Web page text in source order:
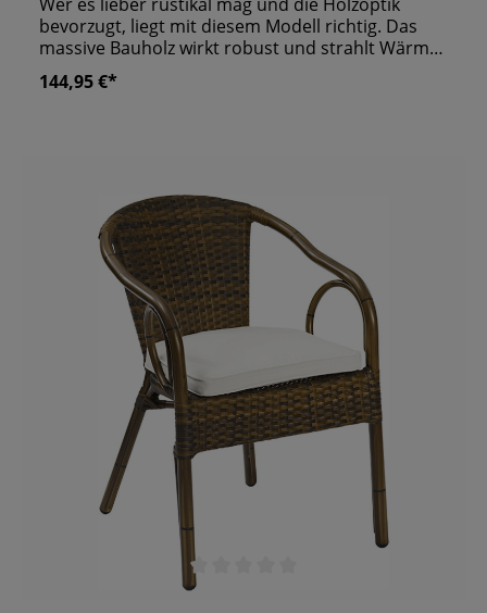
bevorzugt, liegt mit diesem Modell richtig. Das
massive Bauholz wirkt robust und strahlt Wärme
aus. Die qualitativ hochwertige Verarbeitung
spricht für den Stuhl. Die hohe Rückenlehne und
die Gäste flanierende Passanten oder einen
atemberaubenden Ausblick beobachten können.
Zur Wahl stehen vier verschiedene Beiztöne,
damit Sie den bildschönen Stuhl auf Ihr restliches
Mobiliar abstimmen können. Optional liefern wir
ihn auch mit bequemen Sitzkissen. Dank UV- und
Wetterbeständigkeit sicher einsatzbereit für Ihren
Outdoor Bereich. Was könnte es Passenderes für
Ihr Lokal geben? Made in Germany Jedes
Möbelstück ist ein Unikat Gefertigt aus massivem
Bauholz, für den Einsatz im In- und Outdoor
Bereich UV- und Wetterbeständig
144,95 €*
Durchschnittliche Bewertung von 0 von 5 Sternen